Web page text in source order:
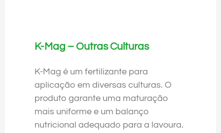
K-Mag – Outras Culturas
K-Mag é um fertilizante para
aplicação em diversas culturas. O
produto garante uma maturação
mais uniforme e um balanço
nutricional adequado para a lavoura.